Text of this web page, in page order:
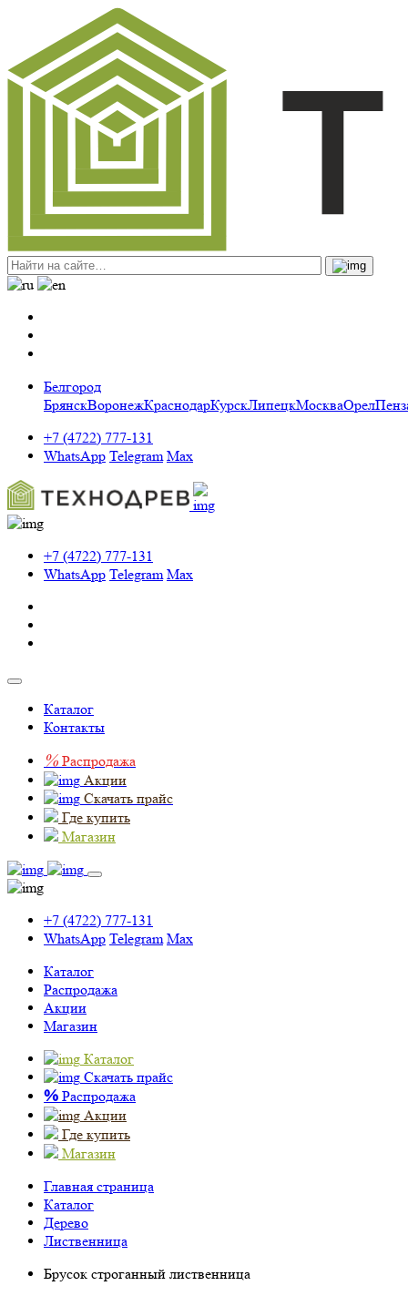
Белгород
БрянскВоронежКраснодарКурскЛипецкМоскваОрел
+7 (4722) 777-131
WhatsApp Telegram Max
+7 (4722) 777-131
WhatsApp Telegram Max
Каталог
Контакты
% Распродажа
Акции
Скачать прайс
Где купить
Магазин
+7 (4722) 777-131
WhatsApp Telegram Max
Каталог
Распродажа
Акции
Магазин
Каталог
Скачать прайс
% Распродажа
Акции
Где купить
Магазин
Главная страница
Каталог
Дерево
Лиственница
Брусок строганный лиственница